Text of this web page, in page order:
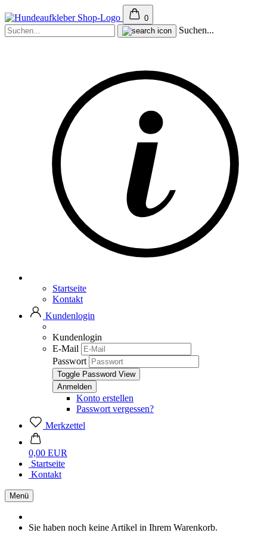
0
Suchen...
Startseite
Kontakt
Kundenlogin
Kundenlogin
E-Mail
Passwort
Toggle Password View
Konto erstellen
Passwort vergessen?
Merkzettel
0,00 EUR
Startseite
Kontakt
Menü
Sie haben noch keine Artikel in Ihrem Warenkorb.